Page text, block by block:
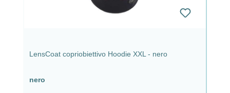
LensCoat copriobiettivo Hoodie XXL - nero
nero